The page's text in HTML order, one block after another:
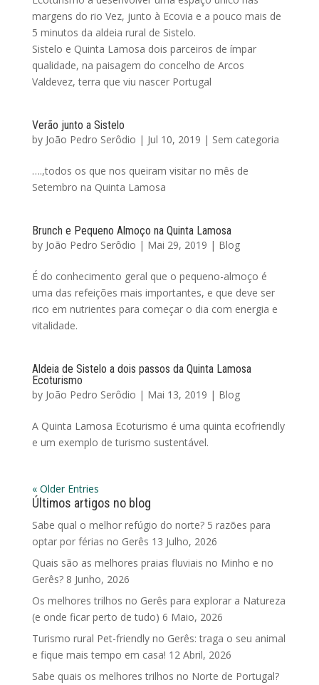
margens do rio Vez, junto à Ecovia e a pouco mais de
5 minutos da aldeia rural de Sistelo.
Sistelo e Quinta Lamosa dois parceiros de ímpar
qualidade, na paisagem do concelho de Arcos
Valdevez, terra que viu nascer Portugal
Verão junto a Sistelo
by João Pedro Serôdio | Jul 10, 2019 | Sem categoria
….,todos os que nos queiram visitar no mês de
Setembro na Quinta Lamosa
Brunch e Pequeno Almoço na Quinta Lamosa
by João Pedro Serôdio | Mai 29, 2019 | Blog
É do conhecimento geral que o pequeno-almoço é
uma das refeições mais importantes, e que deve ser
rico em nutrientes para começar o dia com energia e
vitalidade.
Aldeia de Sistelo a dois passos da Quinta Lamosa
Ecoturismo
by João Pedro Serôdio | Mai 13, 2019 | Blog
A Quinta Lamosa Ecoturismo é uma quinta ecofriendly
e um exemplo de turismo sustentável.
« Older Entries
Últimos artigos no blog
Sabe qual o melhor refúgio do norte? 5 razões para
optar por férias no Gerês 13 Julho, 2026
Quais são as melhores praias fluviais no Minho e no
Gerês? 8 Junho, 2026
Os melhores trilhos no Gerês para explorar a Natureza
(e onde ficar perto de tudo) 6 Maio, 2026
Turismo rural Pet-friendly no Gerês: traga o seu animal
e fique mais tempo em casa! 12 Abril, 2026
Sabe quais os melhores trilhos no Norte de Portugal?